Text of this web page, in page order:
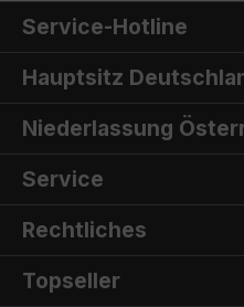
schmiegt sich mit einer
(ohne Dachträger)
an. Trotz seiner
lediglich ca. 80 kg. Für
das Zelt mit einer
Memory Foam Matratze
ausgestattet, sowie
Unterlage für optimale
hochwertige ECO-
Plastikflaschen pro Zelt
Mit einem Wassersäule
Stoff zuverlässigen
sorgen stufenlos
Service-Hotline
Hauptsitz
Niederlassung
Service
Rechtliches
Topseller